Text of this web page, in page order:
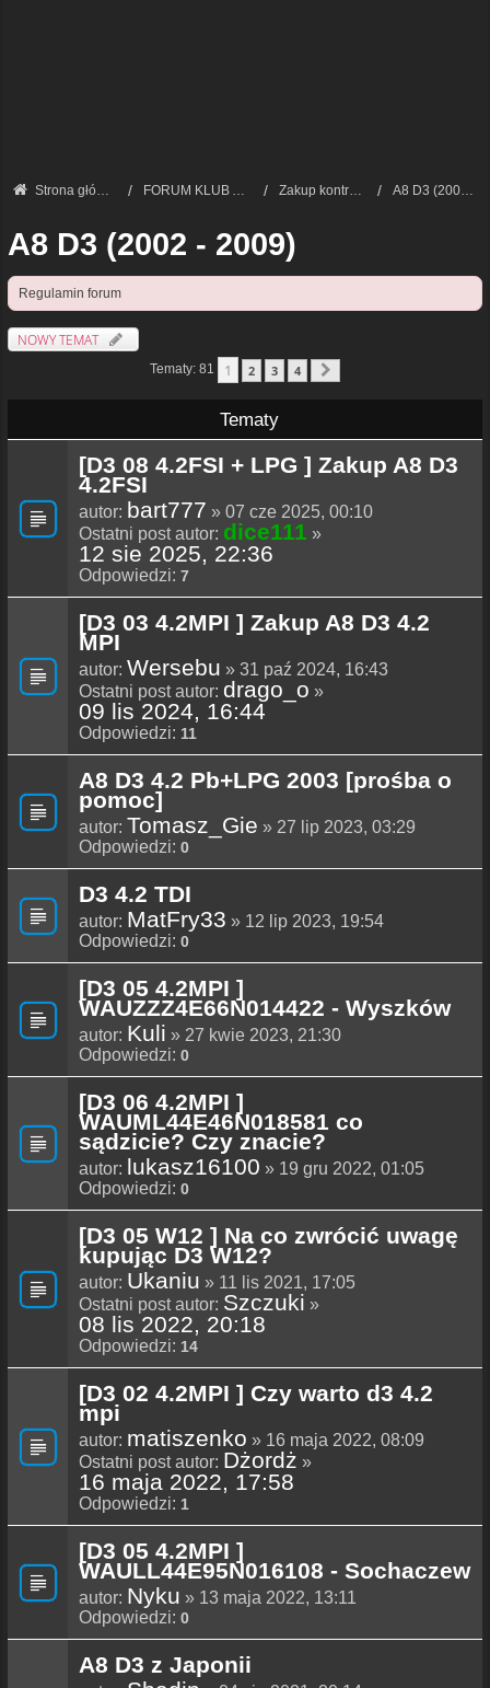
Strona główna FORUM KLUB AUDI A8 - FORUM PODSTAWOWE Zakup kontrolowany - kupujemy A8/S8 A8 D3 (2002 - 2009)
A8 D3 (2002 - 2009)
Regulamin forum
NOWY TEMAT
Tematy: 81 1 2 3 4
Tematy
[D3 08 4.2FSI + LPG ] Zakup A8 D3
4.2FSI
autor: bart777 » 07 cze 2025, 00:10
Ostatni post autor: dice111 »
12 sie 2025, 22:36
Odpowiedzi: 7
[D3 03 4.2MPI ] Zakup A8 D3 4.2
MPI
autor: Wersebu » 31 paź 2024, 16:43
Ostatni post autor: drago_o »
09 lis 2024, 16:44
Odpowiedzi: 11
A8 D3 4.2 Pb+LPG 2003 [prośba o
pomoc]
autor: Tomasz_Gie » 27 lip 2023, 03:29
Odpowiedzi: 0
D3 4.2 TDI
autor: MatFry33 » 12 lip 2023, 19:54
Odpowiedzi: 0
[D3 05 4.2MPI ]
WAUZZZ4E66N014422 - Wyszków
autor: Kuli » 27 kwie 2023, 21:30
Odpowiedzi: 0
[D3 06 4.2MPI ]
WAUML44E46N018581 co
sądzicie? Czy znacie?
autor: lukasz16100 » 19 gru 2022, 01:05
Odpowiedzi: 0
[D3 05 W12 ] Na co zwrócić uwagę
kupując D3 W12?
autor: Ukaniu » 11 lis 2021, 17:05
Ostatni post autor: Szczuki »
08 lis 2022, 20:18
Odpowiedzi: 14
[D3 02 4.2MPI ] Czy warto d3 4.2
mpi
autor: matiszenko » 16 maja 2022, 08:09
Ostatni post autor: Dżordż »
16 maja 2022, 17:58
Odpowiedzi: 1
[D3 05 4.2MPI ]
WAULL44E95N016108 - Sochaczew
autor: Nyku » 13 maja 2022, 13:11
Odpowiedzi: 0
A8 D3 z Japonii